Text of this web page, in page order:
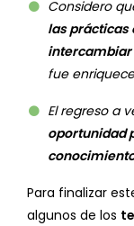
Considero
las prácticas
intercambiar
fue
El regreso a
oportunidad
Para finalizar
algunos de los